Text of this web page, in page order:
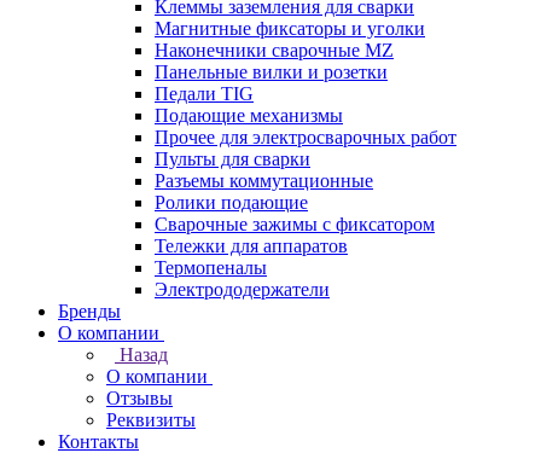
Клеммы заземления для сварки
Магнитные фиксаторы и уголки
Наконечники сварочные MZ
Панельные вилки и розетки
Педали TIG
Подающие механизмы
Прочее для электросварочных работ
Пульты для сварки
Разъемы коммутационные
Ролики подающие
Сварочные зажимы с фиксатором
Тележки для аппаратов
Термопеналы
Электрододержатели
Бренды
О компании
Назад
О компании
Отзывы
Реквизиты
Контакты